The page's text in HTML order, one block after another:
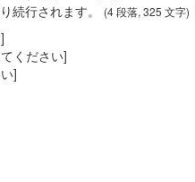
続行されます。
(4 段落, 325 文字)
ください]
]